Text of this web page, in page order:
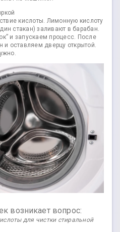
кислоты. Лимонную кислоту
стакан) заливают в барабан.
и запускаем процесс. После
и оставляем дверцу открытой.
возникает вопрос:
для чистки стиральной